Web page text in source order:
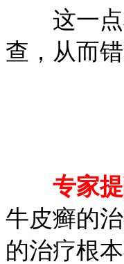
这一点
查，从而
专家提
牛皮癣的
的治疗根